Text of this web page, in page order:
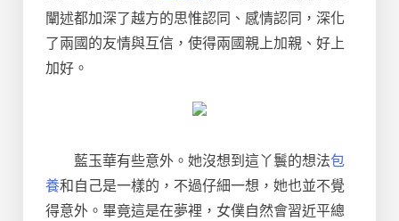
闡述都加深了越方的思惟認同、感情認同，深化
了兩國的友情與互信，使得兩國親上加親、好上
加好。
藍玉華有些意外。她沒想到這丫鬟的想法包
養和自己是一樣的，不過仔細一想，她也並不覺
得意外。畢竟這是在夢裡，女僕自然會習近平總